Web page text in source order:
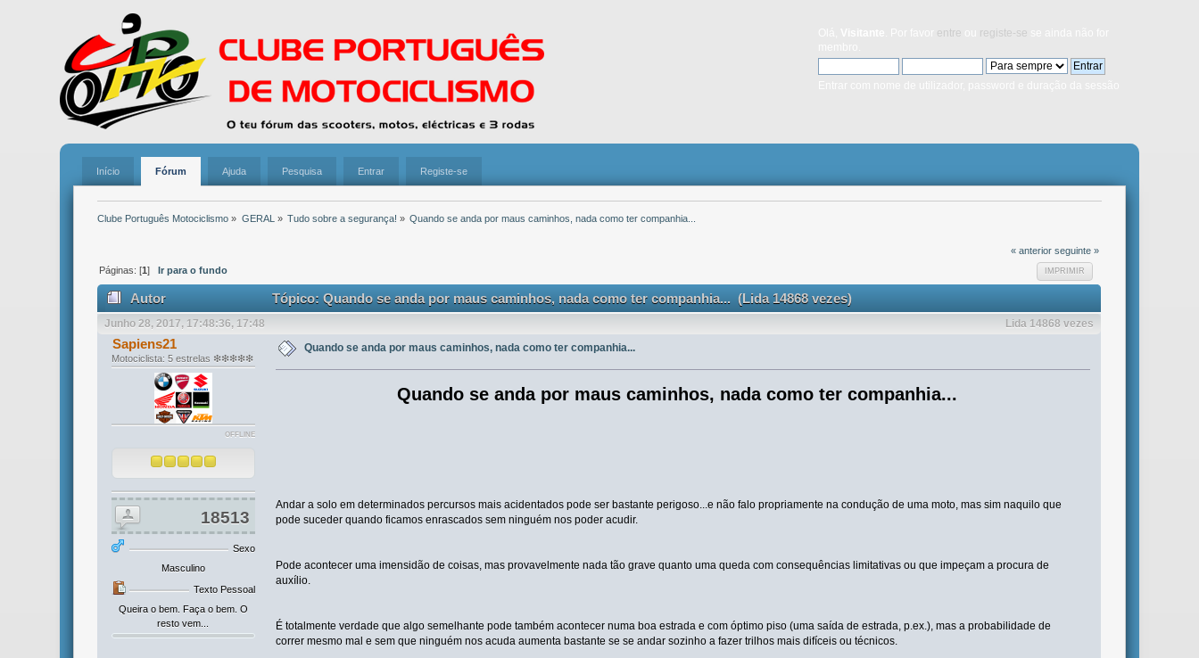
entre registe-se
Início Fórum Ajuda Pesquisa Entrar Registe-se
Clube Português Motociclismo » GERAL» Tudo sobre a segurança! » Quando se anda por maus caminhos, nada como ter companhia...
« anterior seguinte »
IMPRIMIR
Páginas: [1] Ir para o fundo
Autor Tópico: Quando se anda por maus caminhos, nada como ter companhia... (Lida 14868 vezes)
Junho 28, 2017, 17:48:36, 17:48 Lida 14868 vezes
Sapiens21
Motociclista: 5 estrelas ❇❇❇❇❇
OFFLINE
18513
Sexo
Masculino
Texto Pessoal
Queira o bem. Faça o bem. O
resto vem...
Quando se anda por maus caminhos, nada como ter companhia...
Quando se anda por maus caminhos, nada como ter companhia...
Andar a solo em determinados percursos mais acidentados pode ser bastante perigoso...e não falo propriamente na condução de uma moto, mas sim naquilo que
pode suceder quando ficamos enrascados sem ninguém nos poder acudir.
Pode acontecer uma imensidão de coisas, mas provavelmente nada tão grave quanto uma queda com consequências limitativas ou que impeçam a procura de
auxílio.
É totalmente verdade que algo semelhante pode também acontecer numa boa estrada e com óptimo piso (uma saída de estrada, p.ex.), mas a probabilidade de
correr mesmo mal e sem que ninguém nos acuda aumenta bastante se se andar sozinho a fazer trilhos mais difíceis ou técnicos.